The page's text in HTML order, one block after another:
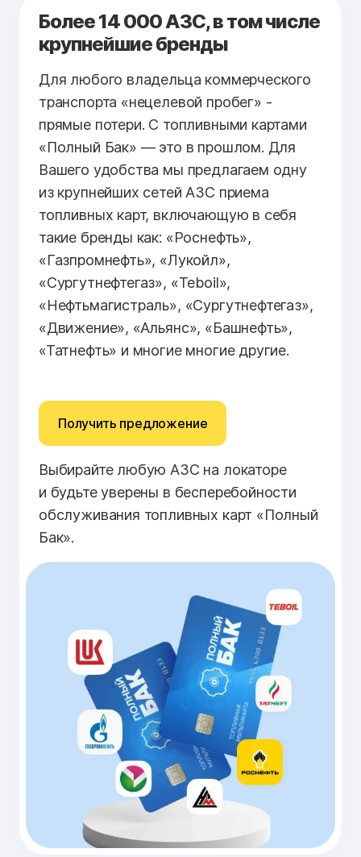
Более 14 000 АЗС, в том числе
крупнейшие бренды
Для любого владельца коммерческого
транспорта «нецелевой пробег» -
прямые потери. С топливными картами
«Полный Бак» — это в прошлом. Для
Вашего удобства мы предлагаем одну
из крупнейших сетей АЗС приема
топливных карт, включающую в себя
такие бренды как: «Роснефть»,
«Газпромнефть», «Лукойл»,
«Сургутнефтегаз», «Teboil»,
«Нефтьмагистраль», «Сургутнефтегаз»,
«Движение», «Альянс», «Башнефть»,
«Татнефть» и многие многие другие.
Получить предложение
Выбирайте любую АЗС на локаторе
и будьте уверены в бесперебойности
обслуживания топливных карт «Полный
Бак».